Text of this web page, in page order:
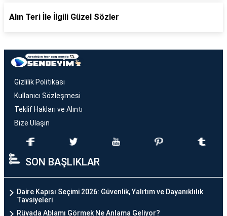
Alın Teri İle İlgili Güzel Sözler
Gizlilik Politikası
Kullanıcı Sözleşmesi
Teklif Hakları ve Alıntı
Bize Ulaşın
SON BAŞLIKLAR
Daire Kapısı Seçimi 2026: Güvenlik, Yalıtım ve Dayanıklılık
Tavsiyeleri
Rüyada Ablamı Görmek Ne Anlama Geliyor?